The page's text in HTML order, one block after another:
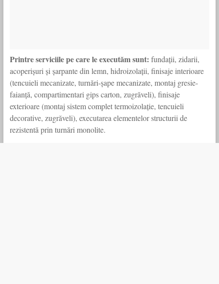
Printre serviciile pe care le executăm sunt: fundații, zidarii,
acoperișuri și șarpante din lemn, hidroizolații, finisaje interioare
(tencuieli mecanizate, turnări-șape mecanizate, montaj gresie-
faianță, compartimentari gips carton, zugrăveli), finisaje
exterioare (montaj sistem complet termoizolație, tencuieli
decorative, zugrăveli), executarea elementelor structurii de
rezistentă prin turnări monolite.